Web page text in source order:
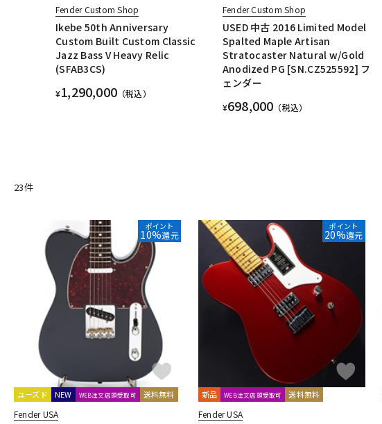
Fender Custom Shop
Ikebe 50th Anniversary
Custom Built Custom Classic
Jazz Bass V Heavy Relic
(SFAB3CS)
¥1,290,000 （税込）
Fender Custom Shop
USED 中古 2016 Limited Model
Spalted Maple Artisan
Stratocaster Natural w/Gold
Anodized PG [SN.CZ525592] フ
ェンダー
¥698,000 （税込）
23件
ポイント
10%還元
ユーズド NEW WEB注文店頭受取可 送料無料
Fender USA
ポイント
20%還元
新品 WEB注文店頭受取可 送料無料
Fender USA